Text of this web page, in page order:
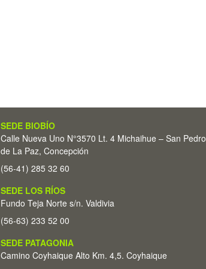
SEDE BIOBÍO
Calle Nueva Uno N°3570 Lt. 4 Michaihue – San Pedro
de La Paz, Concepción
(56-41) 285 32 60
SEDE LOS RÍOS
Fundo Teja Norte s/n. Valdivia
(56-63) 233 52 00
SEDE PATAGONIA
Camino Coyhaique Alto Km. 4,5. Coyhaique